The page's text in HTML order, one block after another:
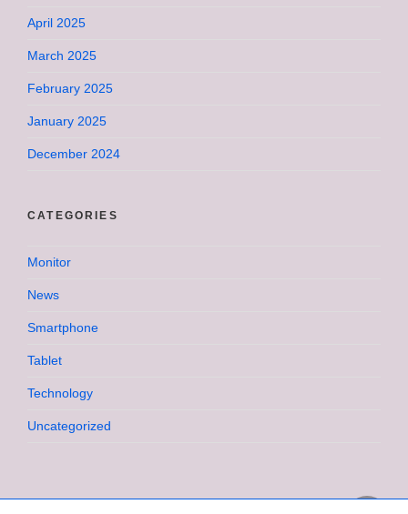
April 2025
March 2025
February 2025
January 2025
December 2024
CATEGORIES
Monitor
News
Smartphone
Tablet
Technology
Uncategorized